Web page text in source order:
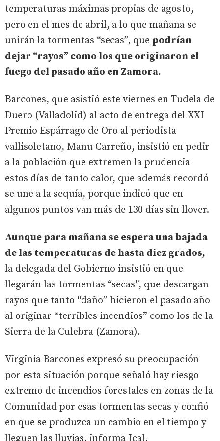
temperaturas máximas propias de agosto,
pero en el mes de abril, a lo que mañana se
unirán la tormentas “secas”, que podrían
dejar “rayos” como los que originaron el
fuego del pasado año en Zamora.
Barcones, que asistió este viernes en Tudela de
Duero (Valladolid) al acto de entrega del XXI
Premio Espárrago de Oro al periodista
vallisoletano, Manu Carreño, insistió en pedir
a la población que extremen la prudencia
estos días de tanto calor, que además recordó
se une a la sequía, porque indicó que en
algunos puntos van más de 130 días sin llover.
Aunque para mañana se espera una bajada
de las temperaturas de hasta diez grados,
la delegada del Gobierno insistió en que
llegarán las tormentas “secas”, que descargan
rayos que tanto “daño” hicieron el pasado año
al originar “terribles incendios” como los de la
Sierra de la Culebra (Zamora).
Virginia Barcones expresó su preocupación
por esta situación porque señaló hay riesgo
extremo de incendios forestales en zonas de la
Comunidad por esas tormentas secas y confió
en que se produzca un cambio en el tiempo y
lleguen las lluvias, informa Ical.